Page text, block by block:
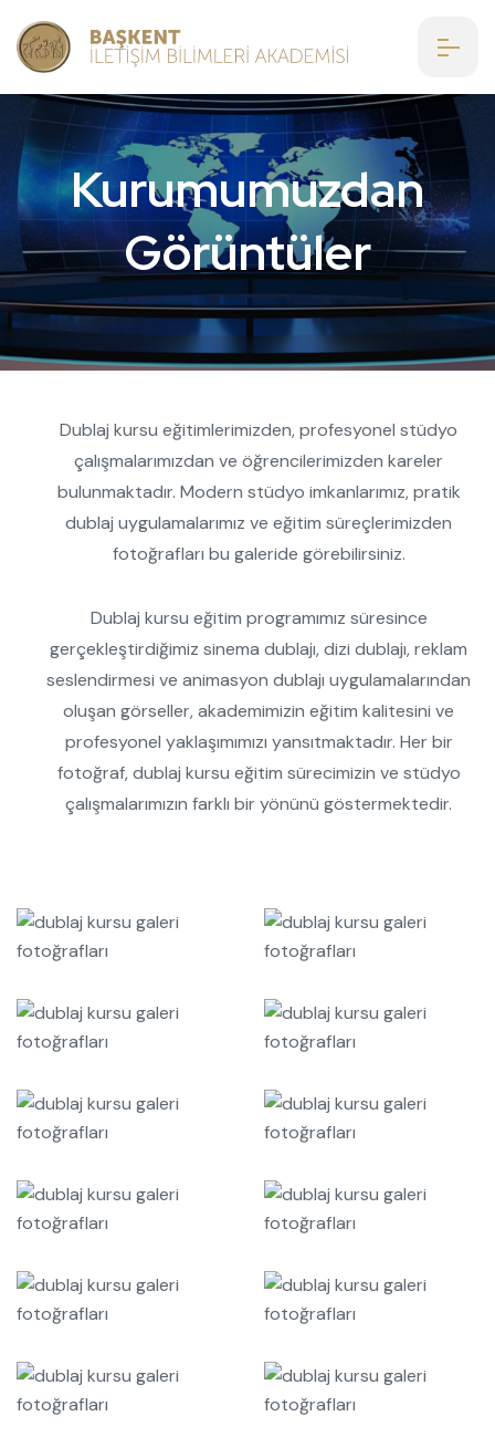
Kurumumuzdan
Görüntüler
Dublaj kursu eğitimlerimizden, profesyonel stüdyo
çalışmalarımızdan ve öğrencilerimizden kareler
bulunmaktadır. Modern stüdyo imkanlarımız, pratik
dublaj uygulamalarımız ve eğitim süreçlerimizden
fotoğrafları bu galeride görebilirsiniz.
Dublaj kursu eğitim programımız süresince
gerçekleştirdiğimiz sinema dublajı, dizi dublajı, reklam
seslendirmesi ve animasyon dublajı uygulamalarından
oluşan görseller, akademimizin eğitim kalitesini ve
profesyonel yaklaşımımızı yansıtmaktadır. Her bir
fotoğraf, dublaj kursu eğitim sürecimizin ve stüdyo
çalışmalarımızın farklı bir yönünü göstermektedir.